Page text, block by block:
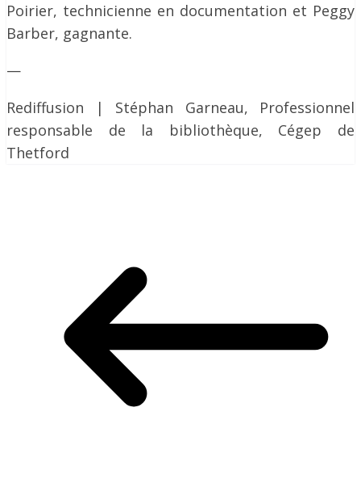
Poirier, technicienne en documentation et Peggy
Barber, gagnante.
—
Rediffusion | Stéphan Garneau, Professionnel
responsable de la bibliothèque, Cégep de
Thetford